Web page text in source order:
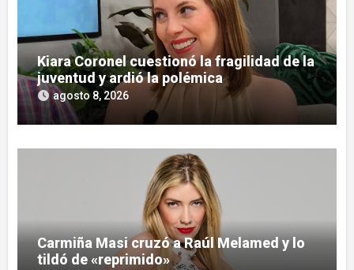
Kiara Coronel cuestionó la fragilidad de la
juventud y ardió la polémica
agosto 8, 2026
Carmiña Masi cruzó a Raúl Melamed y lo
tildó de «reprimido»